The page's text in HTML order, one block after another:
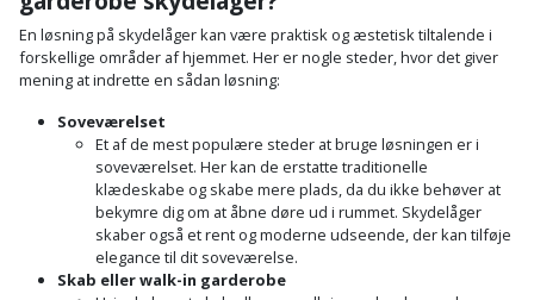
Lofttrapper
Murbinder
Murpap
murfolie
Mursten
og
hobbykniv
Koben
Kridtsnor
Lærlingesæt
Landmålerstok
Dyksav
Excentersliber
Excenterslibertilbehør
Fedtsprøjte
Flamingoskærer
/
mosfjerner
Vinduesvasker
have
Fuglefoderhus
Garderobe
opbevaring
Gavekort
Grill
En løsning på skydelåger kan være praktisk og æstetisk tiltalende i
forskellige områder af hjemmet. Her er nogle steder, hvor det giver
mening at indrette en sådan løsning:
Soveværelset
Et af de mest populære steder at bruge løsningen er i
soveværelset. Her kan de erstatte traditionelle
klædeskabe og skabe mere plads, da du ikke behøver at
bekymre dig om at åbne døre ud i rummet. Skydelåger
skaber også et rent og moderne udseende, der kan tilføje
elegance til dit soveværelse.
Skab eller walk-in garderobe